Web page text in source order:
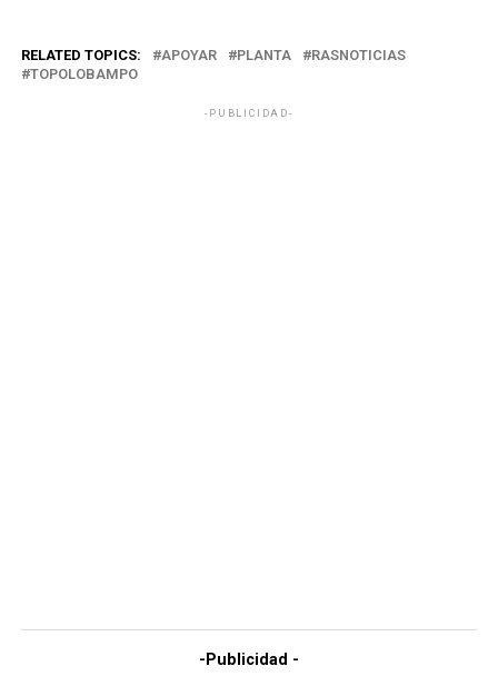
RELATED TOPICS: APOYAR PLANTA
RASNOTICIAS
TOPOLOBAMPO
-PUBLICIDAD-
-Publicidad -